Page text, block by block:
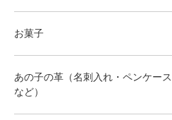
お菓子
あの子の革（名刺入れ・ペンケース
など）